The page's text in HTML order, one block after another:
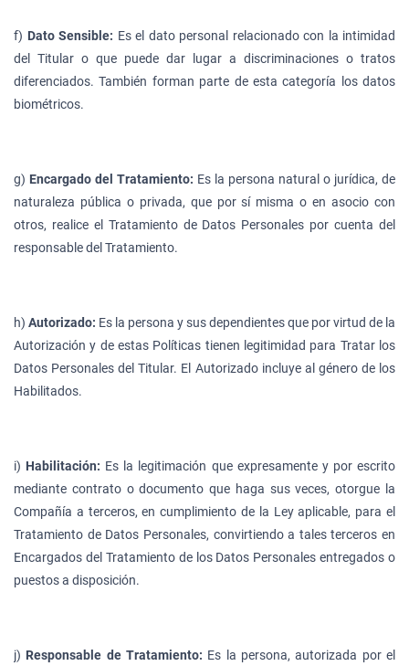
f) Dato Sensible: Es el dato personal relacionado con la intimidad
del Titular o que puede dar lugar a discriminaciones o tratos
diferenciados. También forman parte de esta categoría los datos
biométricos.
g) Encargado del Tratamiento: Es la persona natural o jurídica, de
naturaleza pública o privada, que por sí misma o en asocio con
otros, realice el Tratamiento de Datos Personales por cuenta del
responsable del Tratamiento.
h) Autorizado: Es la persona y sus dependientes que por virtud de la
Autorización y de estas Políticas tienen legitimidad para Tratar los
Datos Personales del Titular. El Autorizado incluye al género de los
Habilitados.
i) Habilitación: Es la legitimación que expresamente y por escrito
mediante contrato o documento que haga sus veces, otorgue la
Compañía a terceros, en cumplimiento de la Ley aplicable, para el
Tratamiento de Datos Personales, convirtiendo a tales terceros en
Encargados del Tratamiento de los Datos Personales entregados o
puestos a disposición.
j) Responsable de Tratamiento: Es la persona, autorizada por el